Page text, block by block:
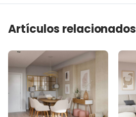
Artículos relacionados